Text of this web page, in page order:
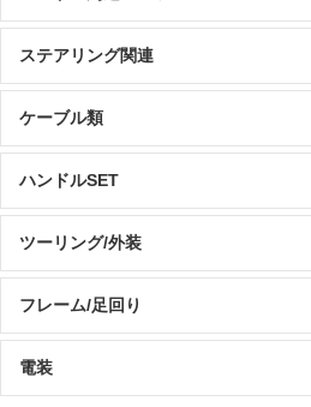
ステアリング関連
ケーブル類
ハンドルSET
ツーリング/外装
フレーム/足回り
電装